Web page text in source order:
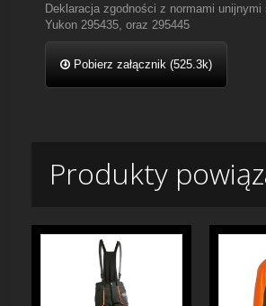
Deklaracja zgodności z normami unijnymi
Yukon 295435, oraz 295445
Pobierz załącznik (525.3k)
Produkty